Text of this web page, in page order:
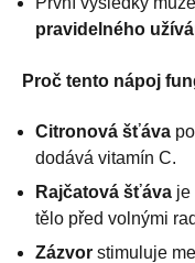
pravidelného
Proč tento nápoj
Citronová šťáva
dodává vitamín C.
Rajčatová šťáva je
tělo před volnými
Zázvor stimuluje